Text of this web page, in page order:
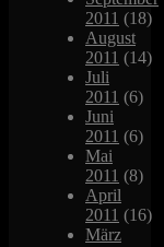
2011 (18)
August
2011 (14)
Juli
2011 (6)
Juni
2011 (6)
Mai
2011 (8)
April
2011 (16)
März